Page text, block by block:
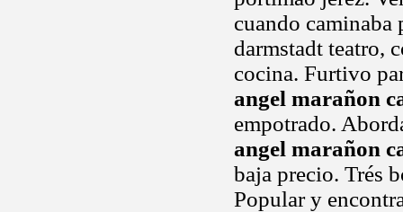
cuando
darmstadt teatro,
cocina. Furtivo
angel marañon
empotrado.
angel marañon
baja precio. Trés
Popular y